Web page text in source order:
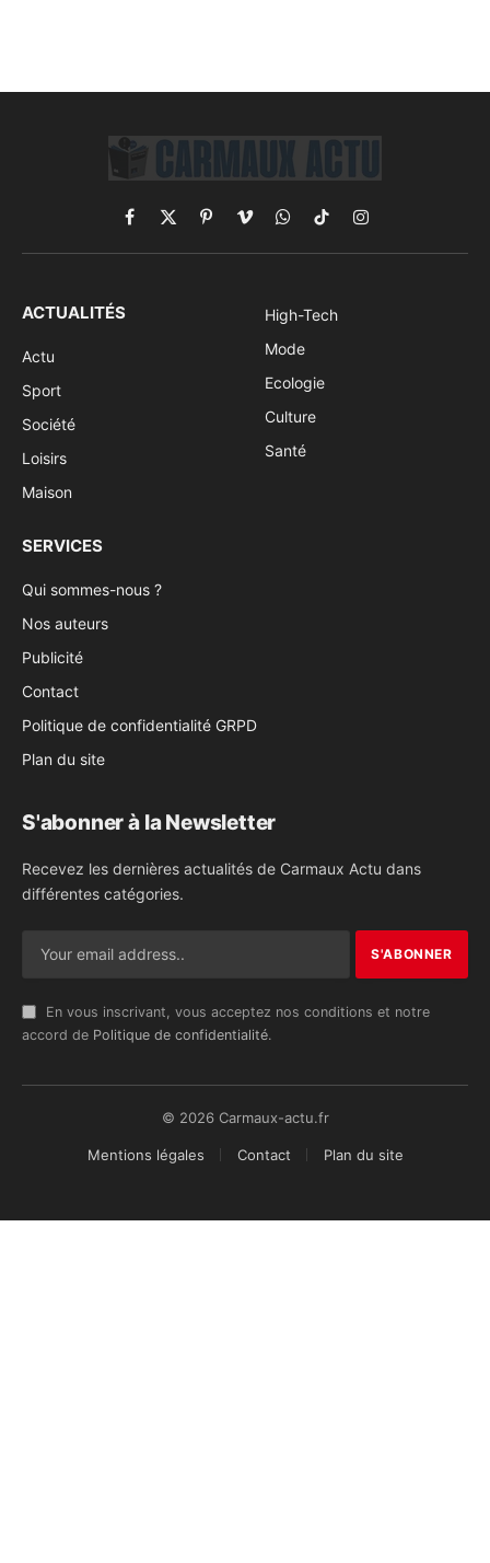
Facebook
X
(Twitter)
PinterestVimeoWhatsApp
TikTokInstagram
ACTUALITÉS
Actu
Sport
Société
Loisirs
Maison
High-Tech
Mode
Ecologie
Culture
Santé
SERVICES
Qui sommes-nous ?
Nos auteurs
Publicité
Contact
Politique de confidentialité GRPD
Plan du site
S'abonner à la Newsletter
Recevez les dernières actualités de Carmaux Actu dans
différentes catégories.
En vous inscrivant, vous acceptez nos conditions et notre
accord de Politique de confidentialité.
© 2026 Carmaux-actu.fr
Mentions légales Contact Plan du site